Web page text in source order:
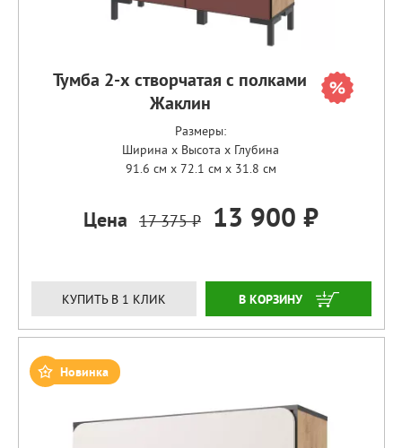
Тумба 2-х створчатая с полками
Жаклин
Размеры:
Ширина x Высота x Глубина
91.6 см x 72.1 см x 31.8 см
Цена 17 375 ₽ 13 900 ₽
КУПИТЬ В 1 КЛИК ЗАКАЗАТЬ
Новинка